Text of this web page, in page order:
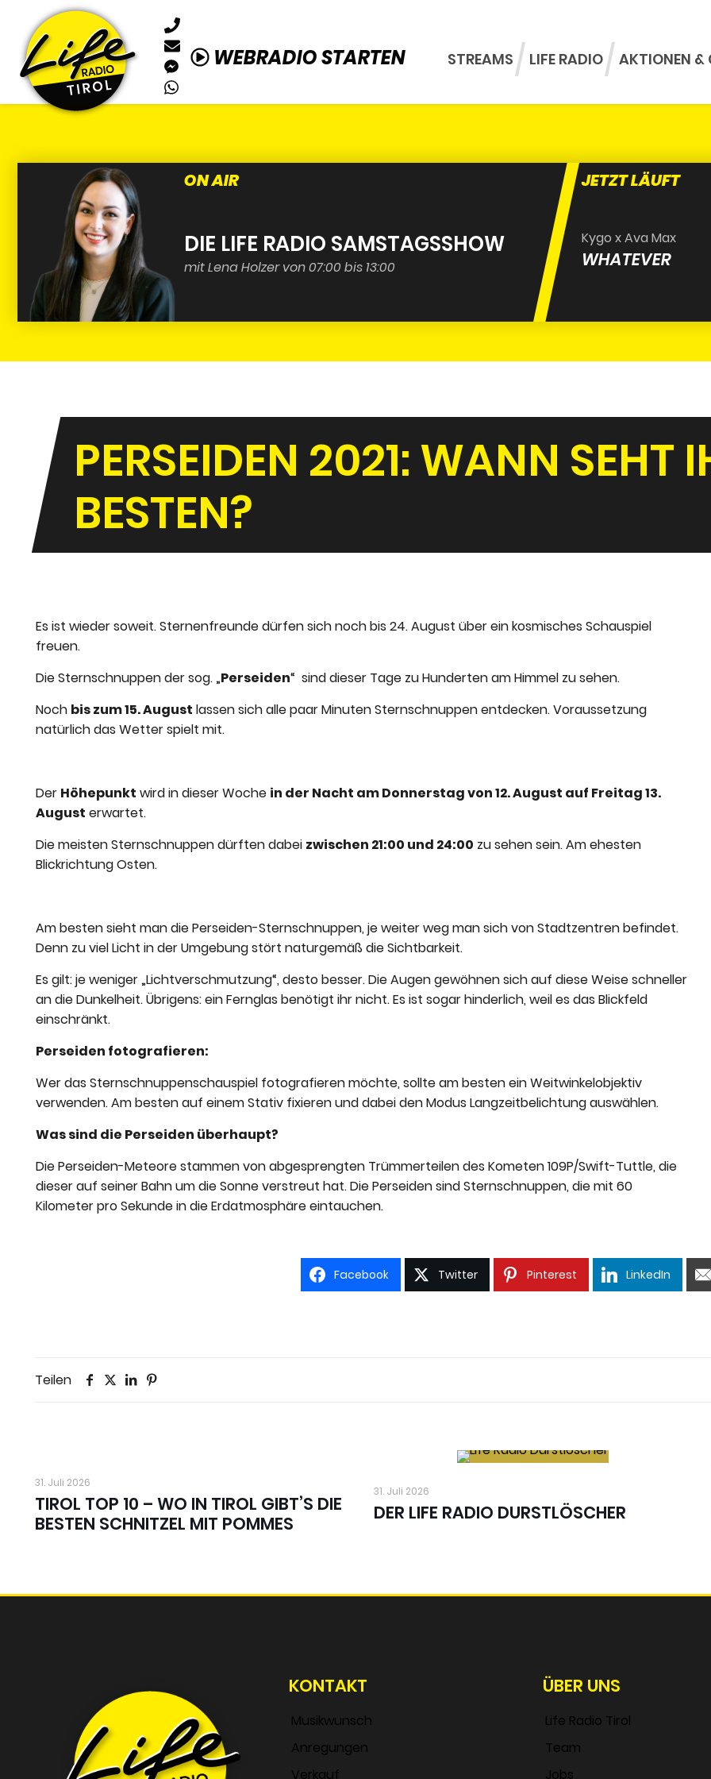
WEBRADIO STARTEN STREAMS LIFE RADIO AKTIONEN &
ON AIR
DIE LIFE RADIO SAMSTAGSSHOW
mit Lena Holzer von 07:00 bis 13:00
JETZT LÄUFT
Kygo x Ava Max
WHATEVER
PERSEIDEN 2021: WANN SEHT
BESTEN?
Es ist wieder soweit. Sternenfreunde dürfen sich noch bis 24. August über ein kosmisches Schauspiel
freuen.
Die Sternschnuppen der sog. „Perseiden“ sind dieser Tage zu Hunderten am Himmel zu sehen.
Noch bis zum 15. August lassen sich alle paar Minuten Sternschnuppen entdecken. Voraussetzung
natürlich das Wetter spielt mit.
Der Höhepunkt wird in dieser Woche in der Nacht am Donnerstag von 12. August auf Freitag 13.
August erwartet.
Die meisten Sternschnuppen dürften dabei zwischen 21:00 und 24:00 zu sehen sein. Am ehesten
Blickrichtung Osten.
Am besten sieht man die Perseiden-Sternschnuppen, je weiter weg man sich von Stadtzentren befindet.
Denn zu viel Licht in der Umgebung stört naturgemäß die Sichtbarkeit.
Es gilt: je weniger „Lichtverschmutzung“, desto besser. Die Augen gewöhnen sich auf diese Weise schneller
an die Dunkelheit. Übrigens: ein Fernglas benötigt ihr nicht. Es ist sogar hinderlich, weil es das Blickfeld
einschränkt.
Perseiden fotografieren:
Wer das Sternschnuppenschauspiel fotografieren möchte, sollte am besten ein Weitwinkelobjektiv
verwenden. Am besten auf einem Stativ fixieren und dabei den Modus Langzeitbelichtung auswählen.
Was sind die Perseiden überhaupt?
Die Perseiden-Meteore stammen von abgesprengten Trümmerteilen des Kometen 109P/Swift-Tuttle, die
dieser auf seiner Bahn um die Sonne verstreut hat. Die Perseiden sind Sternschnuppen, die mit 60
Kilometer pro Sekunde in die Erdatmosphäre eintauchen.
Facebook Twitter Pinterest LinkedIn
Teilen
31. Juli 2026
TIROL TOP 10 – WO IN TIROL GIBT’S DIE
BESTEN SCHNITZEL MIT POMMES
31. Juli 2026
DER LIFE RADIO DURSTLÖSCHER
KONTAKT
Musikwunsch
Anregungen
Verkauf
ÜBER UNS
Life Radio Tirol
Team
Jobs